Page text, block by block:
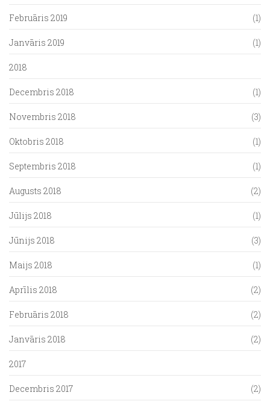
Februāris 2019 (1)
Janvāris 2019 (1)
2018
Decembris 2018 (1)
Novembris 2018 (3)
Oktobris 2018 (1)
Septembris 2018 (1)
Augusts 2018 (2)
Jūlijs 2018 (1)
Jūnijs 2018 (3)
Maijs 2018 (1)
Aprīlis 2018 (2)
Februāris 2018 (2)
Janvāris 2018 (2)
2017
Decembris 2017 (2)